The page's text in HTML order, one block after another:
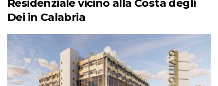
Residenziale vicino alla Costa degli
Dei in Calabria